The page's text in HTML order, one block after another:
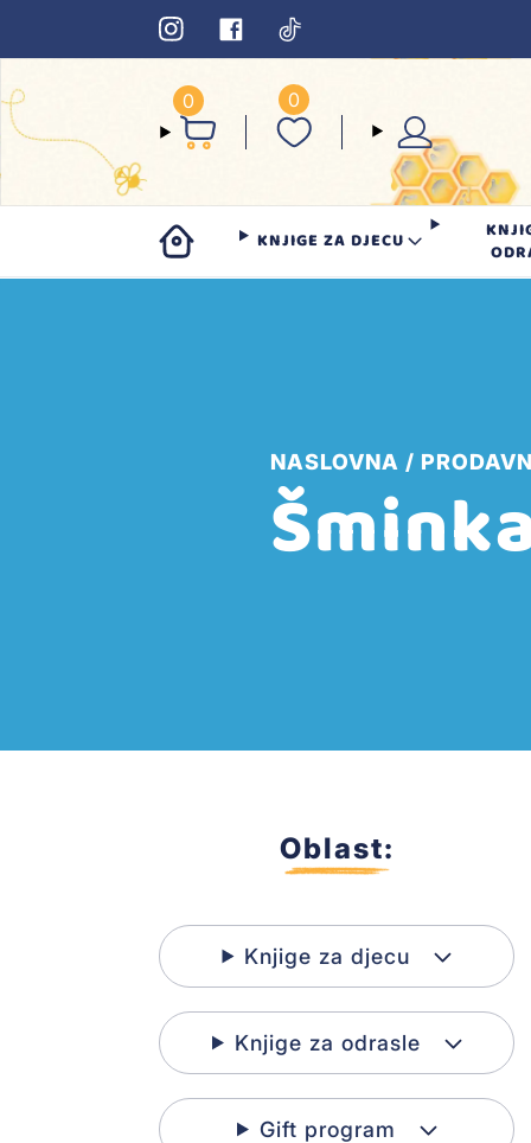
0 0
KNJIGE ZA DJECU
NASLOVNA
Oblast:
Knjige za djecu
Knjige za odrasle
Gift program